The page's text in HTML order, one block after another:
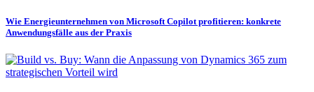
Wie Energieunternehmen von Microsoft Copilot profitieren: konkrete
Anwendungsfälle aus der Praxis